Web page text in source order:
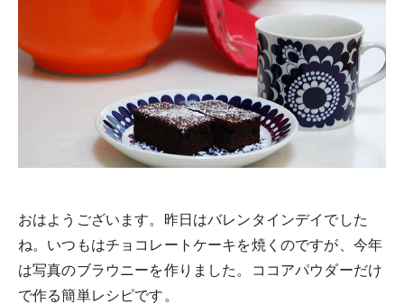
おはようございます。昨日はバレンタインデイでした
ね。いつもはチョコレートケーキを焼くのですが、今年
は写真のブラウニーを作りました。ココアパウダーだけ
で作る簡単レシピです。